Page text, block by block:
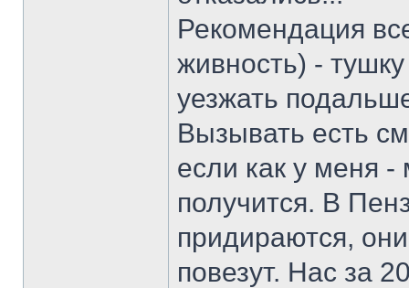
Рекомендация
живность) -
уезжать
Вызывать есть
если как у меня
получится. В
придираются,
повезут. Нас за